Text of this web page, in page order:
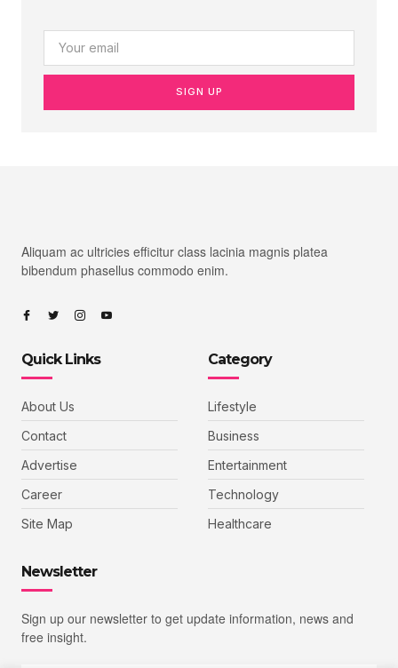
SIGN UP
Aliquam ac ultricies efficitur class lacinia magnis platea
bibendum phasellus commodo enim.
Quick Links
About Us
Contact
Advertise
Career
Site Map
Category
Lifestyle
Business
Entertainment
Technology
Healthcare
Newsletter
Sign up our newsletter to get update information, news and
free insight.